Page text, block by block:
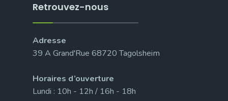
Retrouvez-nous
Adresse
39 A Grand'Rue 68720 Tagolsheim
Horaires d’ouverture
Lundi : 10h - 12h / 16h - 18h